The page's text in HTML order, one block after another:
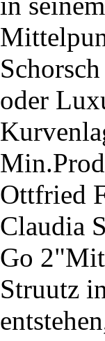
oder
Ottfried
Claudia
Go 2"Mit
Struutz